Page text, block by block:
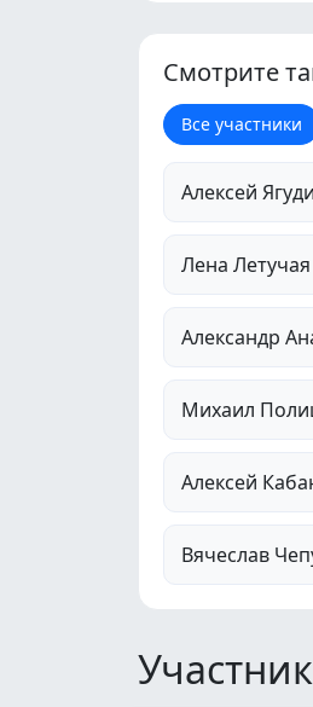
Смотрите
Все участники
Алексей
Лена Летучая
Александр
Михаил
Алексей
Вячеслав